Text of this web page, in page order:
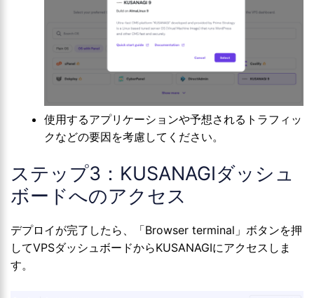
使用するアプリケーションや予想されるトラフィッ
クなどの要因を考慮してください。
ステップ3：KUSANAGIダッシュ
ボードへのアクセス
デプロイが完了したら、「Browser terminal」ボタンを押
してVPSダッシュボードからKUSANAGIにアクセスしま
す。